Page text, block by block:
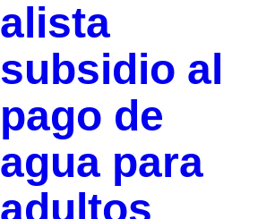
alista
subsidio al
pago de
agua para
adultos